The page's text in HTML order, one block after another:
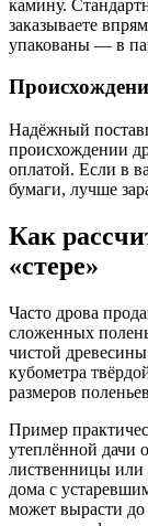
камину.
заказываете
упакованы — в
Надёжный
происхождении
оплатой. Если в
бумаги, лучше
Как
«стере»
Часто дрова
сложенных
чистой
кубометра
размеров
Пример
утеплённой дачи
лиственницы или
дома с
может вырасти до